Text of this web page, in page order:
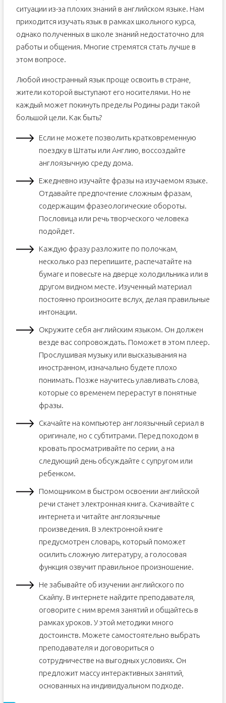
ситуации из-за плохих знаний в английском языке. Нам
приходится изучать язык в рамках школьного курса,
однако полученных в школе знаний недостаточно для
работы и общения. Многие стремятся стать лучше в
этом вопросе.
Любой иностранный язык проще освоить в стране,
жители которой выступают его носителями. Но не
каждый может покинуть пределы Родины ради такой
большой цели. Как быть?
Если не можете позволить кратковременную
поездку в Штаты или Англию, воссоздайте
англоязычную среду дома.
Ежедневно изучайте фразы на изучаемом языке.
Отдавайте предпочтение сложным фразам,
содержащим фразеологические обороты.
Пословица или речь творческого человека
подойдет.
Каждую фразу разложите по полочкам,
несколько раз перепишите, распечатайте на
бумаге и повесьте на дверце холодильника или в
другом видном месте. Изученный материал
постоянно произносите вслух, делая правильные
интонации.
Окружите себя английским языком. Он должен
везде вас сопровождать. Поможет в этом плеер.
Прослушивая музыку или высказывания на
иностранном, изначально будете плохо
понимать. Позже научитесь улавливать слова,
которые со временем перерастут в понятные
фразы.
Скачайте на компьютер англоязычный сериал в
оригинале, но с субтитрами. Перед походом в
кровать просматривайте по серии, а на
следующий день обсуждайте с супругом или
ребенком.
Помощником в быстром освоении английской
речи станет электронная книга. Скачивайте с
интернета и читайте англоязычные
произведения. В электронной книге
предусмотрен словарь, который поможет
осилить сложную литературу, а голосовая
функция озвучит правильное произношение.
Не забывайте об изучении английского по
Скайпу. В интернете найдите преподавателя,
оговорите с ним время занятий и общайтесь в
рамках уроков. У этой методики много
достоинств. Можете самостоятельно выбрать
преподавателя и договориться о
сотрудничестве на выгодных условиях. Он
предложит массу интерактивных занятий,
основанных на индивидуальном подходе.